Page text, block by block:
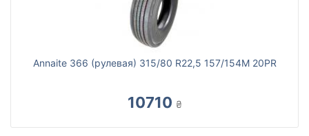
Annaite 366 (рулевая) 315/80 R22,5 157/154M 20PR
10710 ₴